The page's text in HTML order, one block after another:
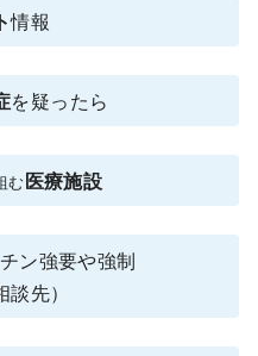
情報
を疑ったら
む医療施設
ン強要や強制
談先）